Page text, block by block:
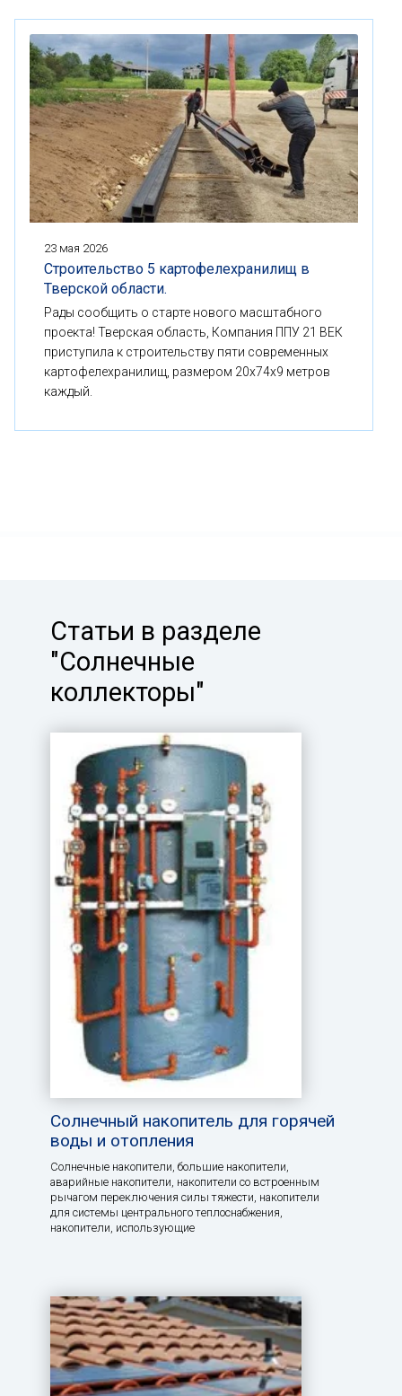
23 мая 2026
Строительство 5 картофелехранилищ в
Тверской области.
Рады сообщить о старте нового масштабного
проекта! Тверская область, Компания ППУ 21 ВЕК
приступила к строительству пяти современных
картофелехранилищ, размером 20x74x9 метров
каждый.
Статьи в разделе
"Солнечные
коллекторы"
Солнечный накопитель для горячей
воды и отопления
Солнечные накопители, большие накопители,
аварийные накопители, накопители со встроенным
рычагом переключения силы тяжести, накопители
для системы центрального теплоснабжения,
накопители, использующие